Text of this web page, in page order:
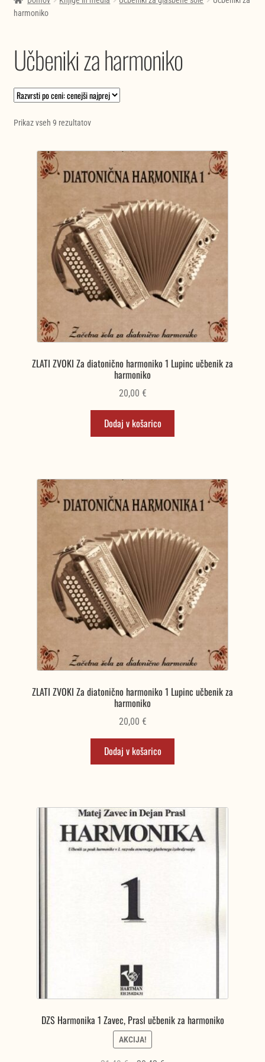
harmoniko
Učbeniki za harmoniko
Prikaz vseh 9 rezultatovRazvrščeno
najnižje
ZLATI ZVOKI Za diatonično harmoniko 1 Lupinc učbenik za
harmoniko
20,00 €
Dodaj v košarico
ZLATI ZVOKI Za diatonično harmoniko 1 Lupinc učbenik za
harmoniko
20,00 €
Dodaj v košarico
DZS Harmonika 1 Zavec, Prasl učbenik za harmoniko
AKCIJA!